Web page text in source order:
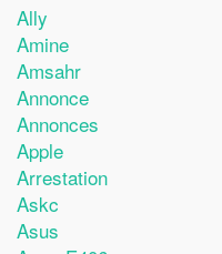
Ally
Amine
Amsahr
Annonce
Annonces
Apple
Arrestation
Askc
Asus